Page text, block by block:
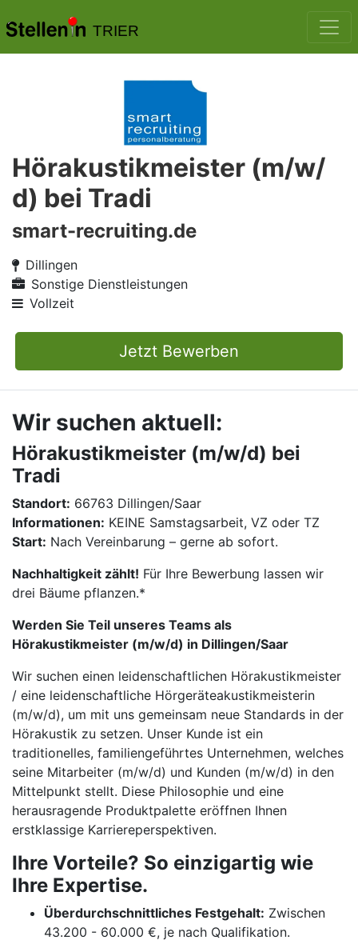
TRIER
Hörakustikmeister (m/w/
d) bei Tradi
smart-recruiting.de
Dillingen
Sonstige Dienstleistungen
Vollzeit
Jetzt Bewerben
Wir suchen aktuell:
Hörakustikmeister (m/w/d) bei
Tradi
Standort: 66763 Dillingen/Saar
Informationen: KEINE Samstagsarbeit, VZ oder TZ
Start: Nach Vereinbarung – gerne ab sofort.
Nachhaltigkeit zählt! Für Ihre Bewerbung lassen wir
drei Bäume pflanzen.*
Werden Sie Teil unseres Teams als
Hörakustikmeister (m/w/d) in Dillingen/Saar
Wir suchen einen leidenschaftlichen Hörakustikmeister
/ eine leidenschaftliche Hörgeräteakustikmeisterin
(m/w/d), um mit uns gemeinsam neue Standards in der
Hörakustik zu setzen. Unser Kunde ist ein
traditionelles, familiengeführtes Unternehmen, welches
seine Mitarbeiter (m/w/d) und Kunden (m/w/d) in den
Mittelpunkt stellt. Diese Philosophie und eine
herausragende Produktpalette eröffnen Ihnen
erstklassige Karriereperspektiven.
Ihre Vorteile? So einzigartig wie
Ihre Expertise.
Überdurchschnittliches Festgehalt: Zwischen
43.200 - 60.000 €, je nach Qualifikation.